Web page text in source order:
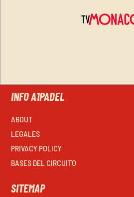
INFO A1PADEL
ABOUT
LEGALES
PRIVACY POLICY
BASES DEL CIRCUITO
SITEMAP